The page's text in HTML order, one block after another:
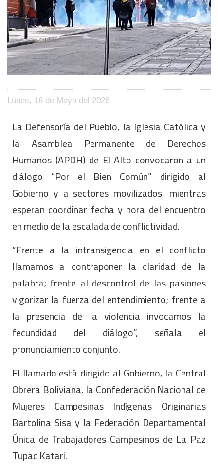
Lunes, 18 de Mayo del 2026
La Defensoría del Pueblo, la Iglesia Católica y
la Asamblea Permanente de Derechos
Humanos (APDH) de El Alto convocaron a un
diálogo “Por el Bien Común” dirigido al
Gobierno y a sectores movilizados, mientras
esperan coordinar fecha y hora del encuentro
en medio de la escalada de conflictividad.
“Frente a la intransigencia en el conflicto
llamamos a contraponer la claridad de la
palabra; frente al descontrol de las pasiones
vigorizar la fuerza del entendimiento; frente a
la presencia de la violencia invocamos la
fecundidad del diálogo”, señala el
pronunciamiento conjunto.
El llamado está dirigido al Gobierno, la Central
Obrera Boliviana, la Confederación Nacional de
Mujeres Campesinas Indígenas Originarias
Bartolina Sisa y la Federación Departamental
Única de Trabajadores Campesinos de La Paz
Tupac Katari.